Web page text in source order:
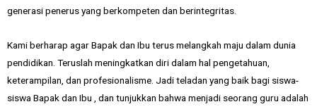
generasi penerus yang berkompeten dan berintegritas.
Kami berharap agar Bapak dan Ibu terus melangkah maju dalam dunia
pendidikan. Teruslah meningkatkan diri dalam hal pengetahuan,
keterampilan, dan profesionalisme. Jadi teladan yang baik bagi siswa-
siswa Bapak dan Ibu , dan tunjukkan bahwa menjadi seorang guru adalah